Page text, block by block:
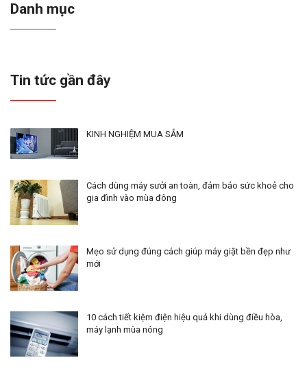
Danh mục
Tin tức gần đây
KINH NGHIỆM MUA SẮM
Cách dùng máy sưởi an toàn, đảm bảo sức khoẻ cho
gia đình vào mùa đông
Mẹo sử dụng đúng cách giúp máy giặt bền đẹp như
mới
10 cách tiết kiệm điện hiệu quả khi dùng điều hòa,
máy lạnh mùa nóng